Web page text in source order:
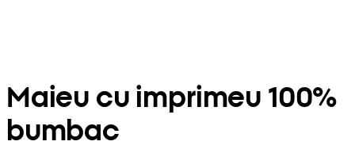
Maieu cu imprimeu 100%
bumbac